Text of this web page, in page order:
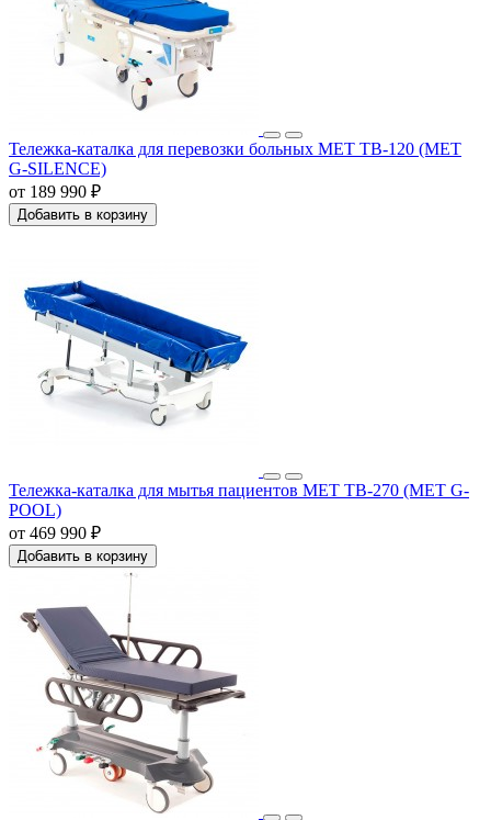
Тележка-каталка для перевозки больных МЕТ ТВ-120 (MET
G-SILENCE)
от 189 990 ₽
Добавить в корзину
Тележка-каталка для мытья пациентов MET TB-270 (MET G-
POOL)
от 469 990 ₽
Добавить в корзину